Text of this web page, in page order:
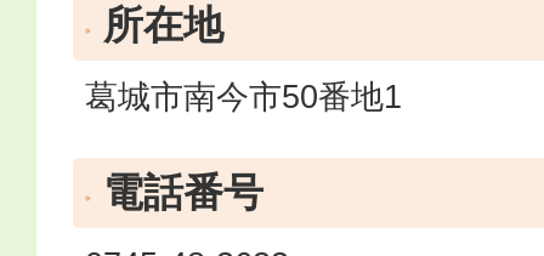
所在地
葛城市南今市50番地1
電話番号